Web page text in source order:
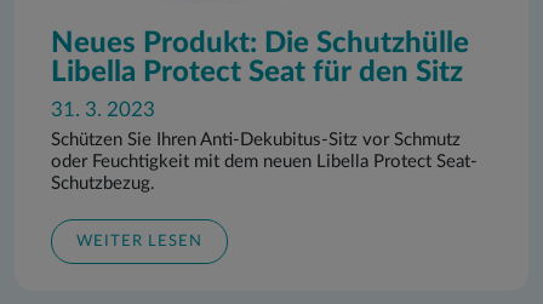
Neues Produkt: Die Schutzhülle
Libella Protect Seat für den Sitz
31. 3. 2023
Schützen Sie Ihren Anti-Dekubitus-Sitz vor Schmutz
oder Feuchtigkeit mit dem neuen Libella Protect Seat-
Schutzbezug.
WEITER LESEN